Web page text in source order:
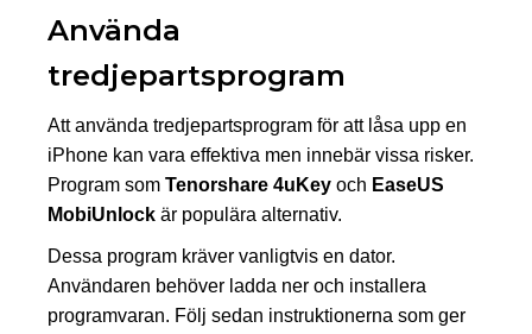
Använda
tredjepartsprogram
Att använda tredjepartsprogram för att låsa upp en
iPhone kan vara effektiva men innebär vissa risker.
Program som Tenorshare 4uKey och EaseUS
MobiUnlock är populära alternativ.
Dessa program kräver vanligtvis en dator.
Användaren behöver ladda ner och installera
programvaran. Följ sedan instruktionerna som ger